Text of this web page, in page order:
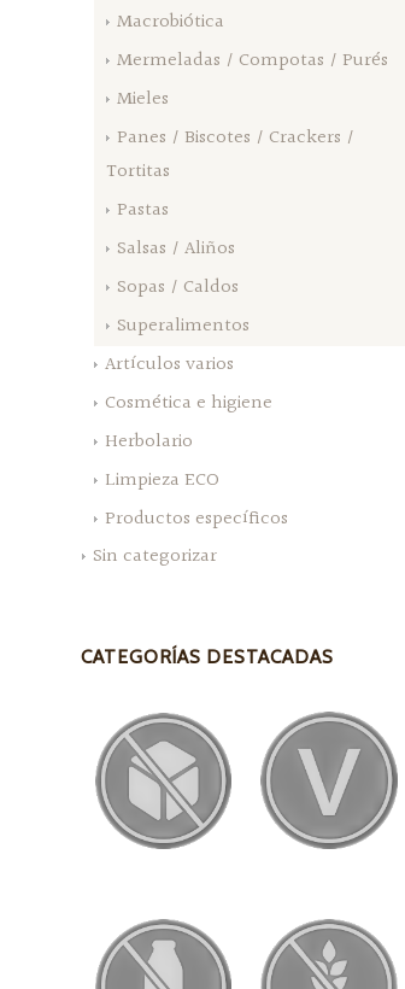
Macrobiótica
Mermeladas / Compotas / Purés
Mieles
Panes / Biscotes / Crackers /
Tortitas
Pastas
Salsas / Aliños
Sopas / Caldos
Superalimentos
Artículos varios
Cosmética e higiene
Herbolario
Limpieza ECO
Productos específicos
Sin categorizar
CATEGORÍAS DESTACADAS